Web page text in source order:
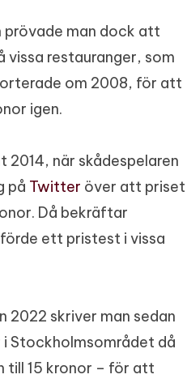
prövade man dock att
vissa restauranger, som
om 2008, för att
igen.
2014, när skådespelaren
på Twitter över att priset
Då bekräftar
ett pristest i vissa
2022 skriver man sedan
Stockholmsområdet då
till 15 kronor – för att